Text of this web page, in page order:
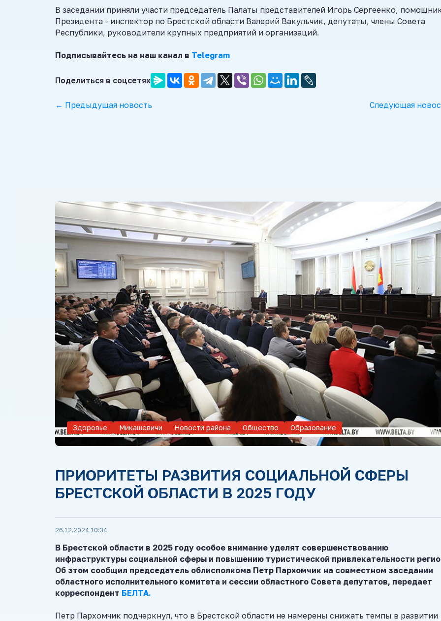
В заседании приняли участи председатель Палаты представителей Игорь Сергеенко,
Президента - инспектор по Брестской области Валерий Вакульчик, депутаты, члены Совета
Республики, руководители крупных предприятий и организаций.
Подписывайтесь на наш канал в Telegram
Поделиться в соцсетях
← Предыдущая новость Следующая
Здоровье Микашевичи Новости района Общество Образование
ПРИОРИТЕТЫ РАЗВИТИЯ СОЦИАЛЬНОЙ СФЕРЫ
БРЕСТСКОЙ ОБЛАСТИ В 2025 ГОДУ
26.12.2024 10:34
В Брестской области в 2025 году особое внимание уделят совершенствованию
инфраструктуры социальной сферы и повышению туристической привлекательности
Об этом сообщил председатель облисполкома Петр Пархомчик на совместном заседании
областного исполнительного комитета и сессии областного Совета депутатов, передает
корреспондент БЕЛТА.
Петр Пархомчик подчеркнул, что в Брестской области не намерены снижать темпы в развитии